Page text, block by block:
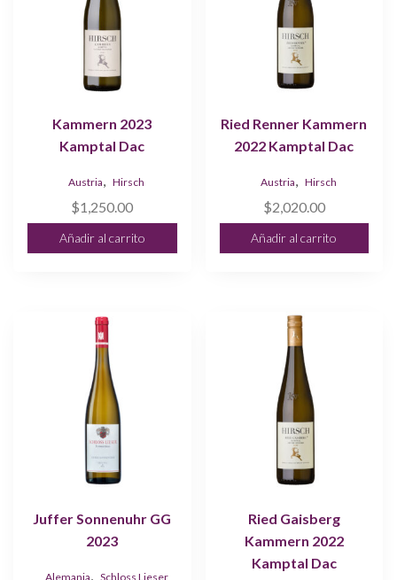
Kammern 2023
Kamptal Dac
Austria, Hirsch
$1,250.00
Añadir al carrito
Ried Renner Kammern
2022 Kamptal Dac
Austria, Hirsch
$2,020.00
Añadir al carrito
Juffer Sonnenuhr GG
2023
Alemania Schloss Lieser
Ried Gaisberg
Kammern 2022
Kamptal Dac